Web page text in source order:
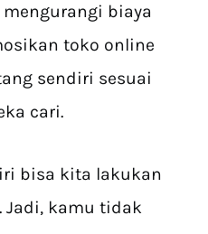
biaya
toko online
sendiri sesuai
cari.
bisa kita lakukan
Jadi, kamu tidak